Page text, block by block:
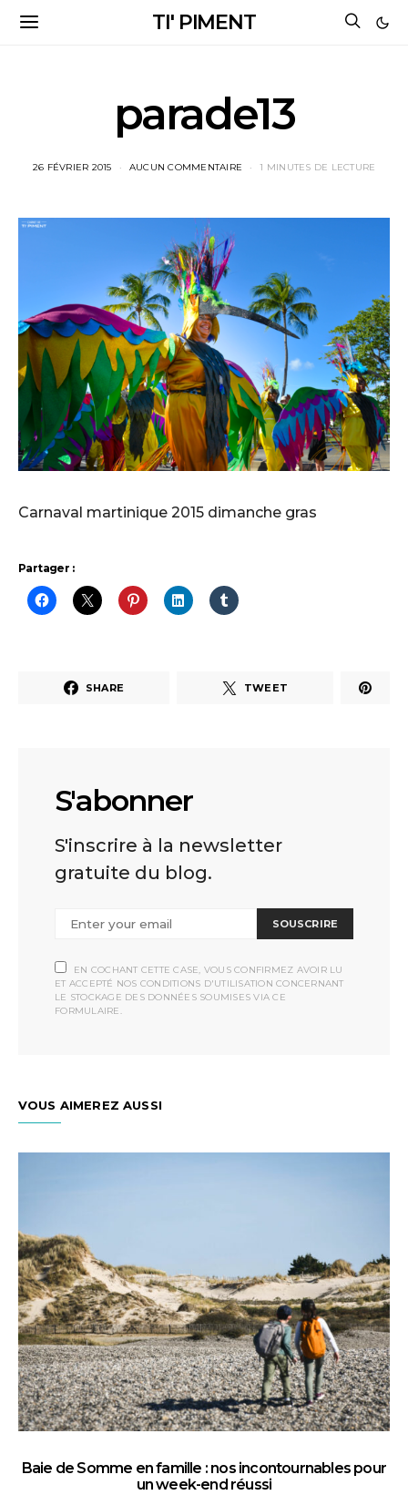
TI' PIMENT
parade13
26 FÉVRIER 2015 AUCUN COMMENTAIRE 1 MINUTES DE LECTURE
Carnaval martinique 2015 dimanche gras
Partager :
SHARE TWEET
S'abonner
S'inscrire à la newsletter
gratuite du blog.
SOUSCRIRE
EN COCHANT CETTE CASE, VOUS CONFIRMEZ AVOIR LU
ET ACCEPTÉ NOS CONDITIONS D'UTILISATION CONCERNANT
LE STOCKAGE DES DONNÉES SOUMISES VIA CE
FORMULAIRE.
VOUS AIMEREZ AUSSI
Baie de Somme en famille : nos incontournables pour
un week-end réussi